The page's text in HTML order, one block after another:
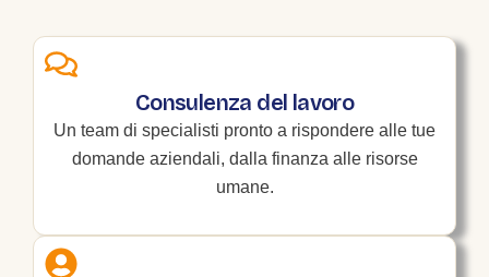
Consulenza del lavoro
Un team di specialisti pronto a rispondere alle tue
domande aziendali, dalla finanza alle risorse
umane.